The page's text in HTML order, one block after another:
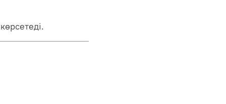
көрсетеді.